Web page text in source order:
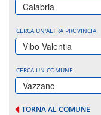
Calabria
CERCA UN'ALTRA PROVINCIA
Vibo Valentia
CERCA UN COMUNE
Vazzano
TORNA AL COMUNE